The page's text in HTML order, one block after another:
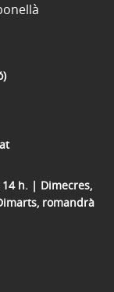
h. | Dimecres,
romandrà